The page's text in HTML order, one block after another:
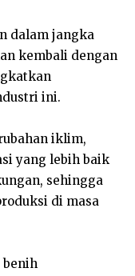
dalam jangka
kembali dengan
ini.
iklim,
yang lebih baik
sehingga
di masa